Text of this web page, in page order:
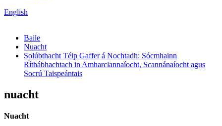
English
Baile
Nuacht
Solúbthacht Téip Gaffer á Nochtadh: Sócmhainn
Ríthábhachtach in Amharclannaíocht, Scannánaíocht agus
Socrú Taispeántais
nuacht
Nuacht